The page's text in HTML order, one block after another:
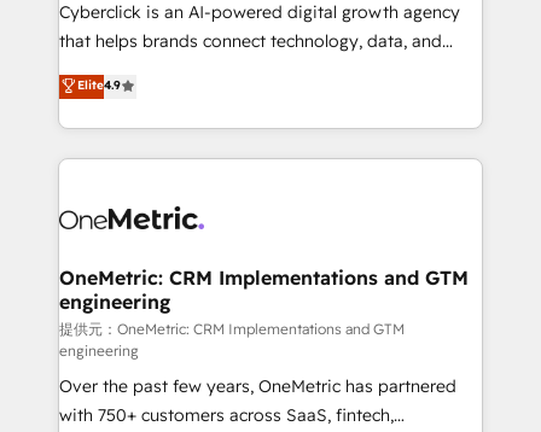
Cyberclick is an AI-powered digital growth agency
that helps brands connect technology, data, and
creativity to achieve measurable results. Founded in
Barcelona and operating across Spain, LATAM, and
the UK, we support global companies in building
smarter marketing, sales, and customer success
Iberia (Spain & Portugal), we combine human insight
growth. Our multidisciplinary team designs solutions
that simplify complexity, boost performance, and
turn innovation into real impact. 🌍 Highlights •
HubSpot Partner since 2012 • 2022 EMEA Impact
Award: Best Integration • 150+ successful HubSpot
projects • Clients in 30+ industries • Proprietary
Elite4.9
OneMetric: CRM Implementations and GTM
engineering
提供元：OneMetric: CRM Implementations and GTM
engineering
Over the past few years, OneMetric has partnered
with 750+ customers across SaaS, fintech,